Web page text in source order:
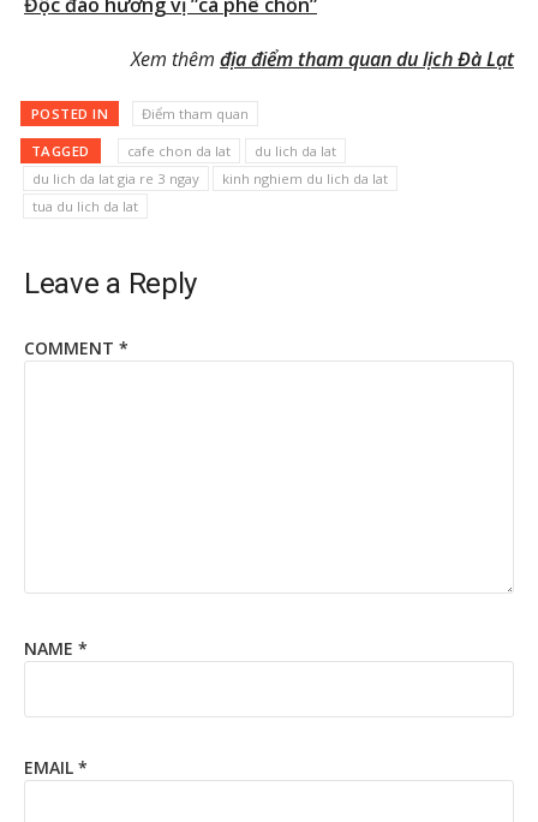
Độc đáo hương vị ”cà phê chồn”
Xem thêm địa điểm tham quan du lịch Đà Lạt
POSTED IN Điểm tham quan
TAGGED cafe chon da lat
du lich da lat
du lich da lat gia re 3 ngay
kinh nghiem du lich da lat
tua du lich da lat
Leave a Reply
COMMENT *
NAME *
EMAIL *